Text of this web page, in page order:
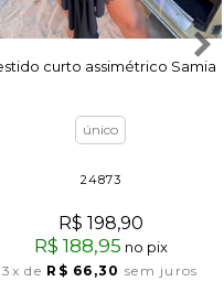
curto assimétrico Samia
único
24873
R$ 198,90
R$ 188,95 no pix
3x de R$ 66,30 sem juros